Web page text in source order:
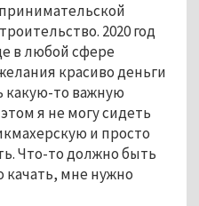
2020 год
в любой сфере
красиво деньги
какую-то важную
я не могу сидеть
и просто
Что-то должно быть
мне нужно